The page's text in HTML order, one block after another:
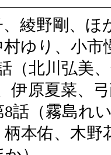
綾野剛、
ゆり、小
（北川弘美
伊原夏菜、
話（霧島れ
本佑、木